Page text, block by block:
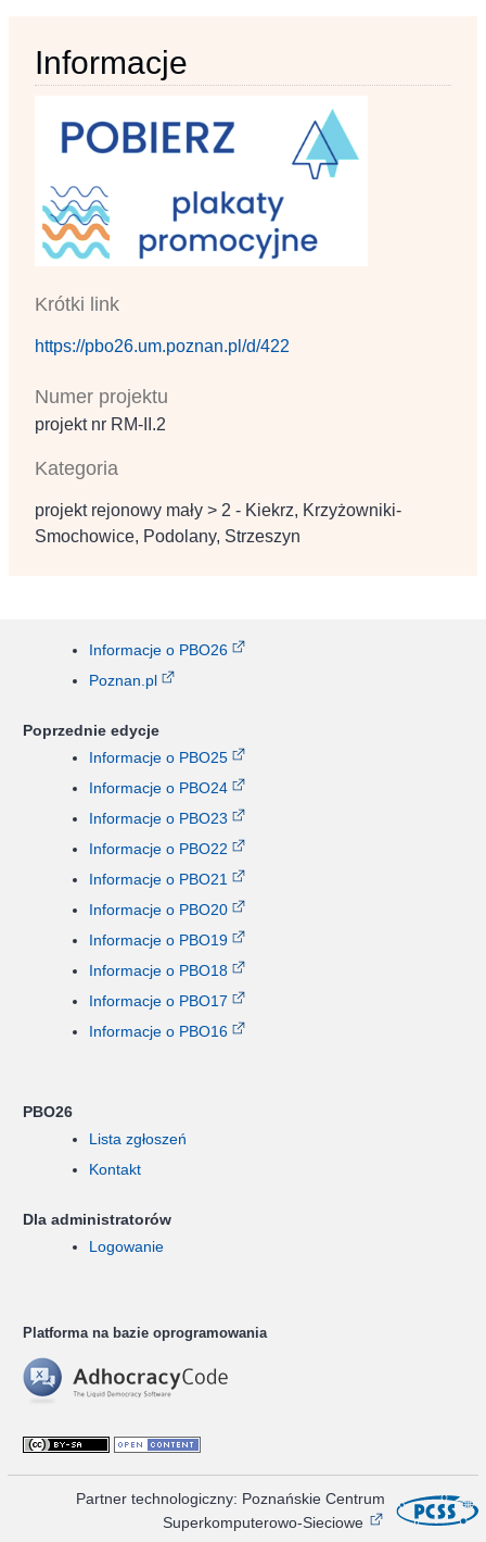
Informacje
Krótki link
https://pbo26.um.poznan.pl/d/422
Numer projektu
projekt nr RM‐II.2
Kategoria
projekt rejonowy mały > 2 - Kiekrz, Krzyżowniki-
Smochowice, Podolany, Strzeszyn
Informacje o PBO26
Poznan.pl
Poprzednie edycje
Informacje o PBO25
Informacje o PBO24
Informacje o PBO23
Informacje o PBO22
Informacje o PBO21
Informacje o PBO20
Informacje o PBO19
Informacje o PBO18
Informacje o PBO17
Informacje o PBO16
PBO26
Lista zgłoszeń
Kontakt
Dla administratorów
Logowanie
Platforma na bazie oprogramowania
Partner technologiczny: Poznańskie Centrum
Superkomputerowo-Sieciowe